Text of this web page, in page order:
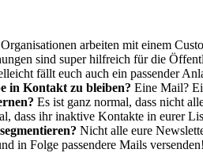
arbeiten mit einem
sind super hilfreich für die
fällt euch auch ein passender
in Kontakt zu bleiben? Eine Mail?
Es ist ganz normal, dass nicht
ihr inaktive Kontakte in eurer
Nicht alle eure
in Folge passendere Mails versenden!